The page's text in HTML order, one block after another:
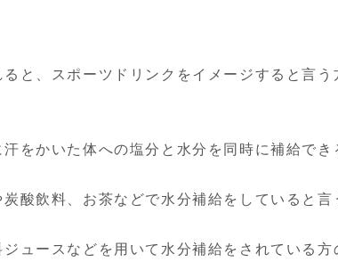
と、スポーツドリンクをイメージすると言
をかいた体への塩分と水分を同時に補給でき
酸飲料、お茶などで水分補給をしていると言
ュースなどを用いて水分補給をされている